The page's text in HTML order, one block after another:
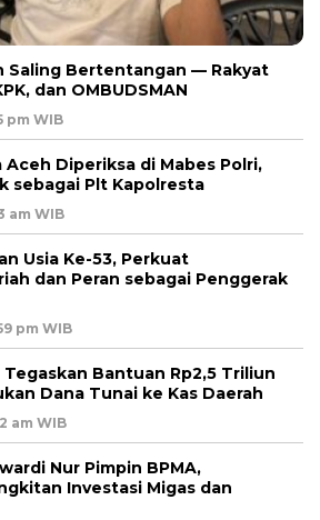
Saling Bertentangan — Rakyat
dan OMBUDSMAN
pm WIB
Diperiksa di Mabes Polri,
sebagai Plt Kapolresta
am WIB
Usia Ke-53, Perkuat
dan Peran sebagai Penggerak
pm WIB
Bantuan Rp2,5 Triliun
Dana Tunai ke Kas Daerah
am WIB
Nur Pimpin BPMA,
Investasi Migas dan